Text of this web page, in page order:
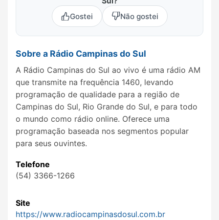
Gostei Não gostei
Sobre a Rádio Campinas do Sul
A Rádio Campinas do Sul ao vivo é uma rádio AM
que transmite na frequência 1460, levando
programação de qualidade para a região de
Campinas do Sul, Rio Grande do Sul, e para todo
o mundo como rádio online. Oferece uma
programação baseada nos segmentos popular
para seus ouvintes.
Telefone
(54) 3366-1266
Site
https://www.radiocampinasdosul.com.br